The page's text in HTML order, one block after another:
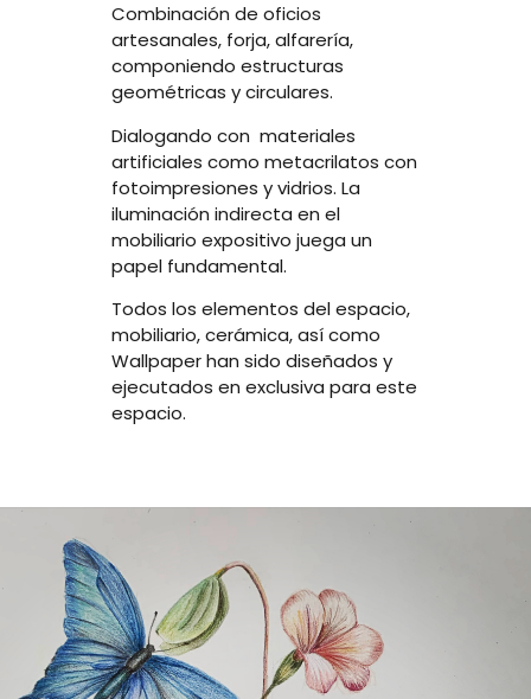
Combinación de oficios
artesanales, forja, alfarería,
componiendo estructuras
geométricas y circulares.
Dialogando con materiales
artificiales como metacrilatos con
fotoimpresiones y vidrios. La
iluminación indirecta en el
mobiliario expositivo juega un
papel fundamental.
Todos los elementos del espacio,
mobiliario, cerámica, así como
Wallpaper han sido diseñados y
ejecutados en exclusiva para este
espacio.